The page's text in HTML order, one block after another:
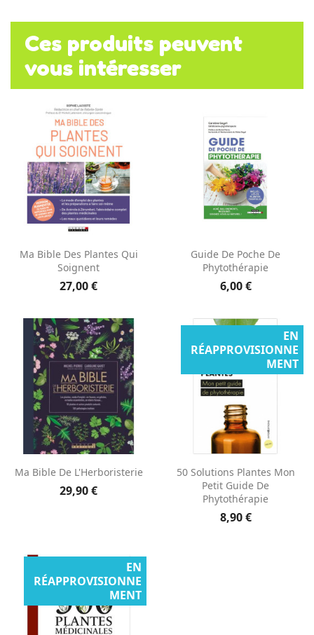
Ces produits peuvent
vous intéresser
Ma Bible Des Plantes Qui
Soignent
27,00 €
Guide De Poche De
Phytothérapie
6,00 €
Ma Bible De L'Herboristerie
29,90 €
50 Solutions Plantes Mon
Petit Guide De
Phytothérapie
8,90 €
EN
RÉAPPROVISIONNE
MENT
EN
RÉAPPROVISIONNE
MENT